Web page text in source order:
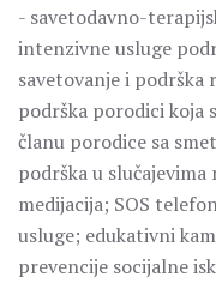
-­ savetodavno-
intenzivne usluge
savetovanje i
podrška porodici koja
članu porodice sa
podrška u
medijacija; SOS
usluge; edukativni
prevencije socijalne